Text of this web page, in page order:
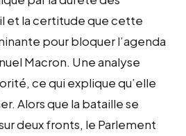
et la certitude que cette
pour bloquer l’agenda
Macron. Une analyse
ce qui explique qu’elle
Alors que la bataille se
deux fronts, le Parlement